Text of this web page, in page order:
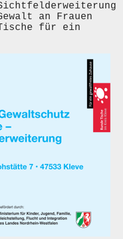
an Frauen
für ein